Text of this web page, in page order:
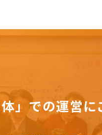
体」での運営